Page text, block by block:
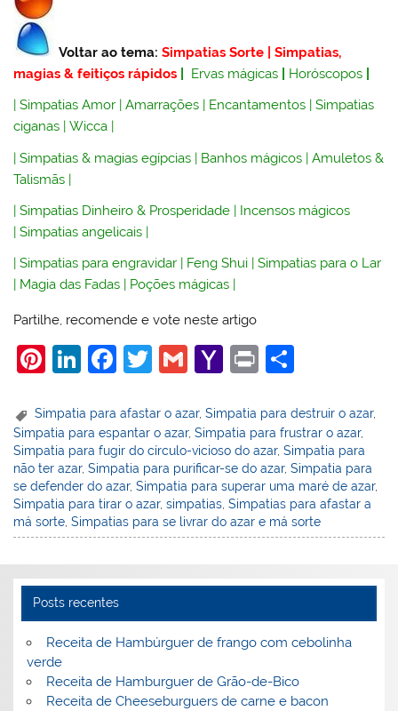
Voltar ao tema: Simpatias Sorte |Simpatias,
magias & feitiços rápidos
Ervas mágicas Horóscopos
|Simpatias Amor |Amarrações | Encantamentos |Simpatias
ciganas |Wicca |
|Simpatias & magias egípcias | Banhos mágicos |Amuletos &
Talismãs |
|Simpatias Dinheiro & Prosperidade | Incensos mágicos
|Simpatias angelicais |
|Simpatias para engravidar Feng Shui |Simpatias para o Lar
Magia das Fadas Poções mágicas
Partilhe, recomende e vote neste artigo
Pi
er
e
st
Li
k
e
dI
n
F
c
e
b
o
o
T
itt
er
G
ai
l
Y
h
o
o
M
ai
Pr
t
ar
e
Simpatia para afastar o azar,Simpatia para destruir o azar,
Simpatia para espantar o azar,Simpatia para frustrar o azar,
Simpatia para fugir do círculo-vicioso do azar,Simpatia para
não ter azar,Simpatia para purificar-se do azar,Simpatia para
se defender do azar,Simpatia para superar uma maré de azar,
Simpatia para tirar o azar,simpatias ,Simpatias para afastar a
má sorte ,Simpatias para se livrar do azar e má sorte
Posts recentes
Receita de Hambúrguer de frango com cebolinha
verde
Receita de Hamburguer de Grão-de-Bico
Receita de Cheeseburguers de carne e bacon